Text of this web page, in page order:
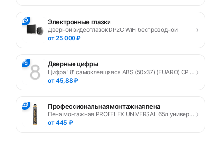
📹 Электронные глазки
Дверной видеоглазок DP2C WiFi беспроводной
от 25 000 ₽
›
🔢 Дверные цифры
Цифра "8" самоклеящаяся ABS (50х37) (FUARO) CP хром
от 45,88 ₽
›
🧰 Профессиональная монтажная пена
Пена монтажная PROFFLEX UNIVERSAL 65л универсальная
от 445 ₽
›